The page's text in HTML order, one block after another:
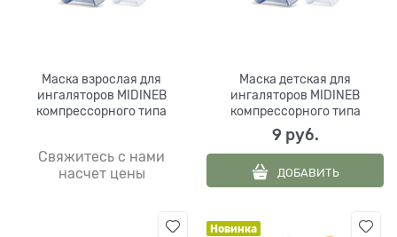
Маска взрослая для
ингаляторов MIDINEB
компрессорного типа
Свяжитесь с нами
насчет цены
Маска детская для
ингаляторов MIDINEB
компрессорного типа
9 руб.
ДОБАВИТЬ
Новинка